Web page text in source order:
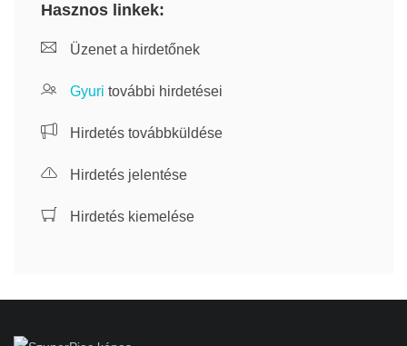
Hasznos linkek:
Üzenet a hirdetőnek
Gyuri további hirdetései
Hirdetés továbbküldése
Hirdetés jelentése
Hirdetés kiemelése